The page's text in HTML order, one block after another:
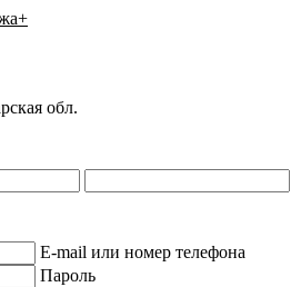
обл.
E-mail или номер телефона
Пароль